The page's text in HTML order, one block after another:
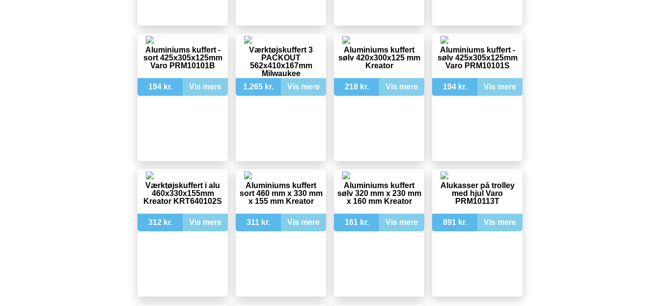
Aluminiums kuffert -
sort 425x305x125mm
Varo PRM10101B
194 kr. Vis mere
Værktøjskuffert 3
PACKOUT
562x410x167mm
Milwaukee
1.265 kr.
Vis mere
Aluminiums kuffert
sølv 420x300x125 mm
Kreator
218 kr. Vis mere
Aluminiums kuffert -
sølv 425x305x125mm
Varo PRM10101S
194 kr. Vis mere
Værktøjskuffert i alu
460x330x155mm
Kreator KRT640102S
312 kr. Vis mere
Aluminiums kuffert
sort 460 mm x 330 mm
x 155 mm Kreator
311 kr. Vis mere
Aluminiums kuffert
sølv 320 mm x 230 mm
x 160 mm Kreator
161 kr. Vis mere
Alukasser på trolley
med hjul Varo
PRM10113T
891 kr. Vis mere